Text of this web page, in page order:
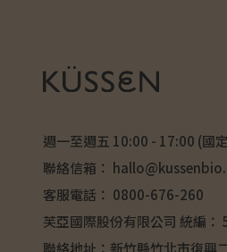
週一至週五 10:00 - 17:00 (國
聯絡信箱：
客服電話： 0800-676-260
芙亞國際股份有限公司 統編：
聯絡地址：新竹縣竹北市復興